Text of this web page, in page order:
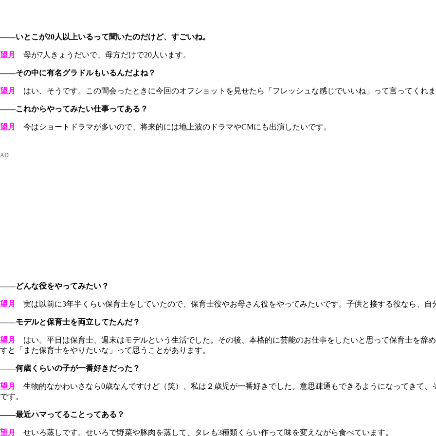
――いとこが20人以上いるって聞いたのだけど、すごいね。
望月 母が7人きょうだいで、母方だけで20人います。
――その中に有名グラドルもいるんだよね？
望月 はい、そうです。この間会ったときに今回のオフショットを見せたら「フレッシュな感じでいいね」って言ってくれ
――これからやってみたい仕事ってある？
望月 今はショートドラマが多いので、将来的には地上波のドラマやCMにも出演したいです。
――どんな役をやってみたい？
望月 実は以前に3年半くらい保育士をしていたので、保育士役やお母さん役をやってみたいです。子供と接する役なら、
――モデルと保育士を両立してたんだ？
望月
はい。平日は保育士、週末はモデルという生活でした。その後、本格的に芸能のお仕事をしたいと思って保育士を辞
すと「また保育士をやりたいな」って思うことがあります。
――何歳くらいの子が一番好きだった？
望月
生物的なかわいさなら0歳なんですけど（笑）、私は２歳児が一番好きでした。意思疎通もできるようになってきて
です。
――最近ハマってることってある？
望月 せいろ蒸しです。せいろで野菜や豚肉を蒸して、タレも3種類くらい作って味を変えながら食べています。